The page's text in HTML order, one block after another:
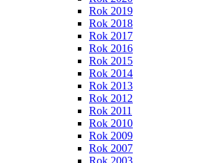
Rok 2019
Rok 2018
Rok 2017
Rok 2016
Rok 2015
Rok 2014
Rok 2013
Rok 2012
Rok 2011
Rok 2010
Rok 2009
Rok 2007
Rok 2003